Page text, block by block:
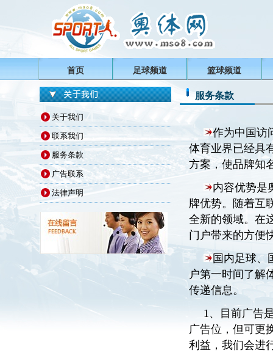
首页 足球频道 篮球频道
关于我们
联系我们
服务条款
广告联系
法律声明
服务条款
作为中国访
体育业界已经具
方案，使品牌知
内容优势是
牌优势。随着互
全新的领域。在
门户带来的方便
国内足球、
户第一时间了解
传递信息。
1、目前广告
广告位，但可更
利益，我们会进